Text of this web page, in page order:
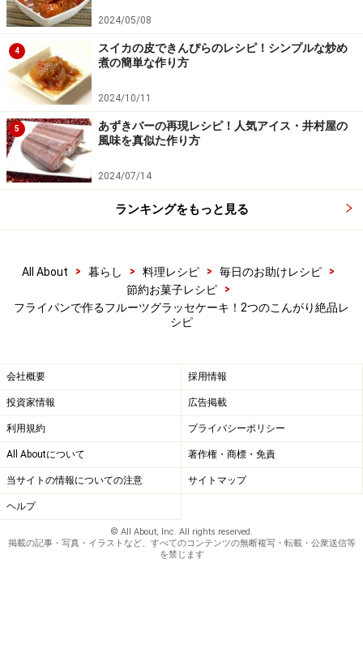
4
3に2を敷き詰める
（3）に（2）を敷き詰める。
りんごは皮を下にして並べる
生地を半分流し入れ、チョコを並べて残りの生地を
2024/05/08
4
スイカの皮できんぴらのレシピ！シンプルな炒め
煮の簡単な作り方
2024/10/11
5
あずきバーの再現レシピ！人気アイス・井村屋の
風味を真似た作り方
2024/07/14
ランキングをもっと見る
All About > 暮らし > 料理レシピ > 毎日のお助けレシピ
>
節約お菓子レシピ
>
フライパンで作るフルーツグラッセケーキ！2つのこんがり絶品レ
シピ
会社概要 採用情報
投資家情報 広告掲載
利用規約 プライバシーポリシー
All Aboutについて 著作権・商標・免責
当サイトの情報についての注意 サイトマップ
ヘルプ
© All About, Inc. All rights reserved.
掲載の記事・写真・イラストなど、すべてのコンテンツの無断複写・転載・公衆送信等
を禁じます